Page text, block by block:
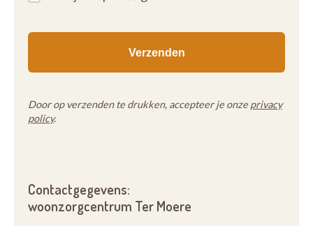
Door op verzenden te drukken, accepteer je onze privacy
policy.
Contactgegevens:
woonzorgcentrum Ter Moere